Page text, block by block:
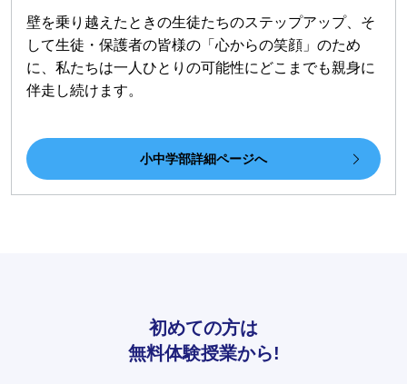
壁を乗り越えたときの生徒たちのステップアップ、そ
して生徒・保護者の皆様の「心からの笑顔」のため
に、私たちは一人ひとりの可能性にどこまでも親身に
伴走し続けます。
小中学部詳細ページへ
初めての方は
無料体験授業から!